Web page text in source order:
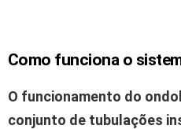
Como funciona o
O funcionamento do
conjunto de tubulações